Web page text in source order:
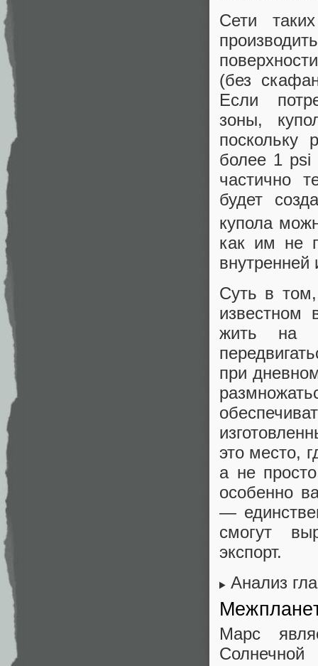
Сети
(без
Если
зоны,
поскольку
более 1 psi
частично
будет
купола
как им не
Суть в
известном
жить на
при
это место,
а не
особенно
—
смогут
экспорт.
Анализ
Марс